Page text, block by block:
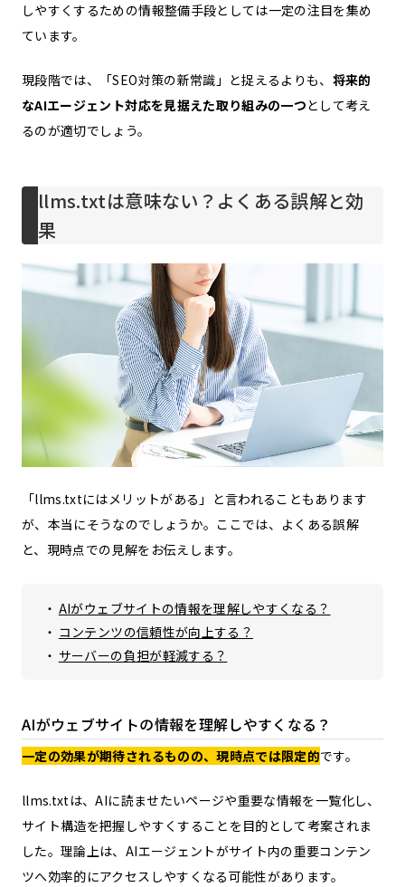
しやすくするための情報整備手段としては一定の注目を集め
ています。
現段階では、「SEO対策の新常識」と捉えるよりも、 将来的
なAIエージェント対応を見据えた取り組みの一つとして考え
るのが適切でしょう。
llms.txtは意味ない？よくある誤解と効
果
「llms.txtにはメリットがある」と言われることもあります
が、本当にそうなのでしょうか。ここでは、よくある誤解
と、現時点での見解をお伝えします。
AIがウェブサイトの情報を理解しやすくなる？
コンテンツの信頼性が向上する？
サーバーの負担が軽減する？
AIがウェブサイトの情報を理解しやすくなる？
一定の効果が期待されるものの、現時点では限定的です。
llms.txtは、AIに読ませたいページや重要な情報を一覧化し、
サイト構造を把握しやすくすることを目的として考案されま
した。理論上は、AIエージェントがサイト内の重要コンテン
ツへ効率的にアクセスしやすくなる可能性があります。